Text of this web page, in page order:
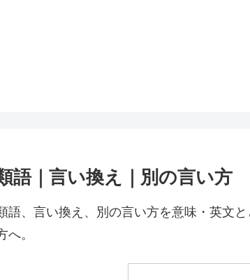
語｜言い換え｜別の言い方
語、言い換え、別の言い方を意味・英文
へ。